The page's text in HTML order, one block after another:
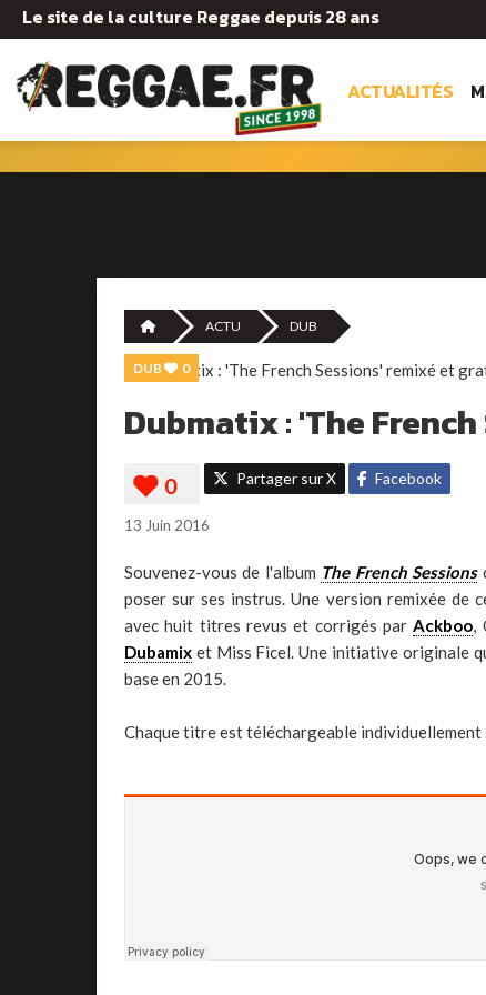
Le site de la culture Reggae depuis 28 ans
ACTUALITÉS
ACTU DUB
DUB 0
Dubmatix : 'The
Partager sur X Facebook
13 Juin 2016
Souvenez-vous de l'album The French Sessions
poser sur ses instrus. Une version remixée de
avec huit titres revus et corrigés parAckboo,
Dubamix et Miss Ficel. Une initiative originale
base en 2015.
Chaque titre est téléchargeable individuellement